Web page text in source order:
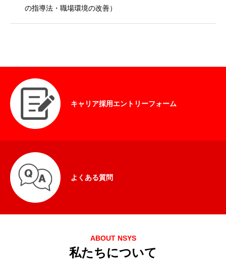
の指導法・職場環境の改善）
キャリア採用エントリーフォーム
よくある質問
ABOUT NSYS
私たちについて